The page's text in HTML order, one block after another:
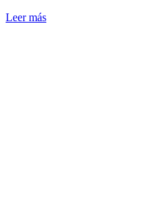
Leer más